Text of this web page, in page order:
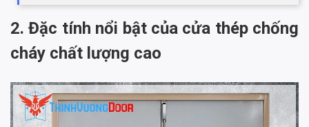
2. Đặc tính nổi bật của cửa thép chống
cháy chất lượng cao